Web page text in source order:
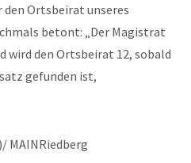
Ortsbeirat unseres
betont: „Der Magistrat
wird den Ortsbeirat 12, sobald
gefunden ist,
MAINRiedberg